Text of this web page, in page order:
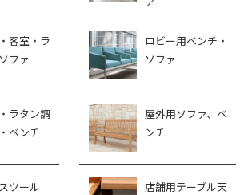
客室・ラ
ファ
ロビー用ベンチ・
ソファ
ラタン調
ベンチ
屋外用ソファ、ベ
ンチ
ツール
店舗用テーブル天